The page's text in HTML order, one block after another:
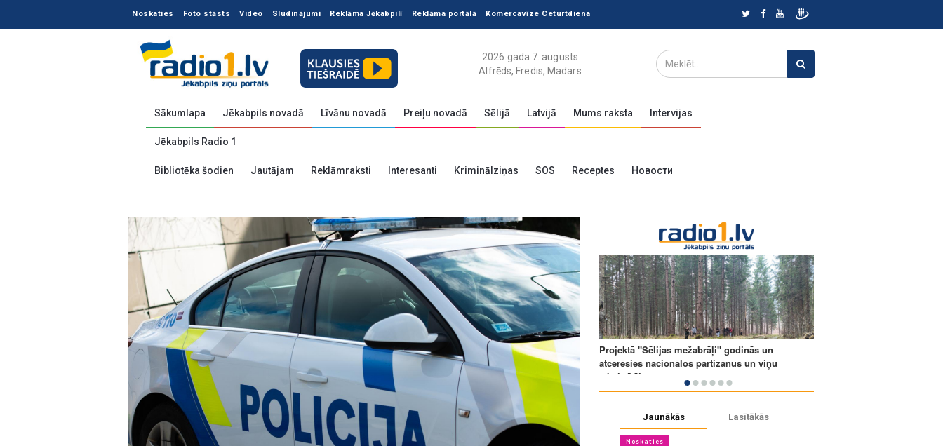
Noskaties Foto stāsts Video Sludinājumi Reklāma Jēkabpilī Reklāma portālā Komercavīze Ceturtdiena
2026.gada 7. augusts
Alfrēds, Fredis, Madars
Sākumlapa Jēkabpils novadā Līvānu novadā Preiļu novadā Sēlijā Latvijā Mums raksta Intervijas
Jēkabpils Radio 1
Bibliotēka šodien Jautājam Reklāmraksti Interesanti Kriminālziņas SOS Receptes Новости
Jaunākās Lasītākās
Noskaties